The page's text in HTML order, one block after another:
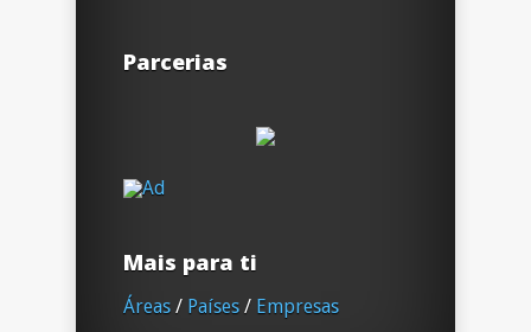
Parcerias
Mais para ti
Áreas / Países / Empresas